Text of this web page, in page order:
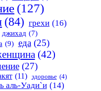
(127)
(84) грехи (16)
джихад (7)
(9) еда (25)
(42)
(27)
(11) здоровье (4)
аль-Уади`и (14)